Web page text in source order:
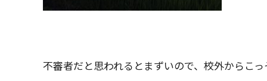
不審者だと思われるとまずいので、校外からこっ